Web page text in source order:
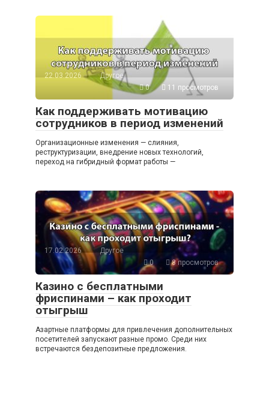
22.03.2026
Другое
0
11 просмотров
Как поддерживать мотивацию
сотрудников в период изменений
Организационные изменения — слияния,
реструктуризации, внедрение новых технологий,
переход на гибридный формат работы —
17.02.2026
Другое
0
8 просмотров
Казино с бесплатными
фриспинами – как проходит
отыгрыш
Азартные платформы для привлечения дополнительных
посетителей запускают разные промо. Среди них
встречаются бездепозитные предложения.